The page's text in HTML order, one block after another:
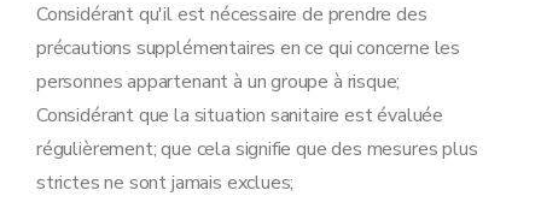
Considérant qu'il est nécessaire de prendre des
précautions supplémentaires en ce qui concerne les
personnes appartenant à un groupe à risque;
Considérant que la situation sanitaire est évaluée
régulièrement; que cela signifie que des mesures plus
strictes ne sont jamais exclues;